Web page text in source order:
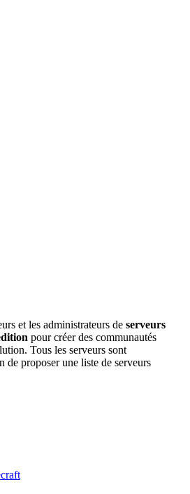
et les administrateurs de serveurs
pour créer des communautés
Tous les serveurs sont
de proposer une liste de serveurs